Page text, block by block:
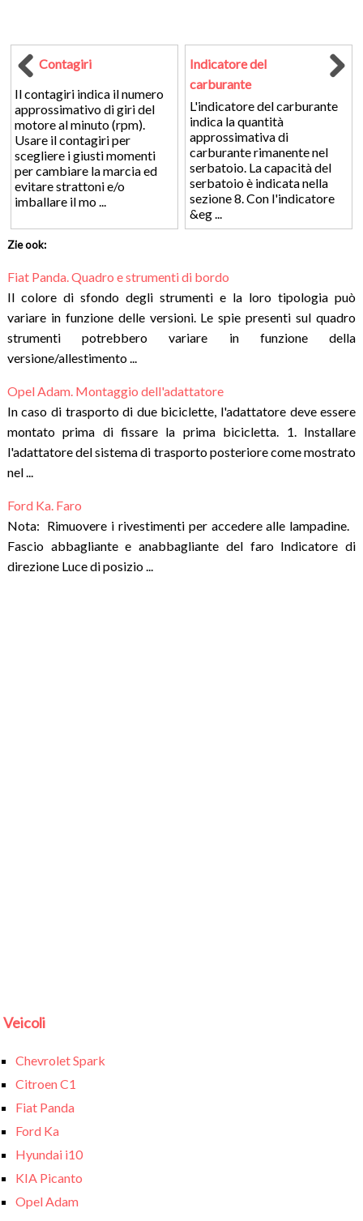
Contagiri
Il contagiri indica il numero
approssimativo di giri del
motore al minuto (rpm).
Usare il contagiri per
scegliere i giusti momenti
per cambiare la marcia ed
evitare strattoni e/o
imballare il mo ...
Indicatore del
carburante
L'indicatore del carburante
indica la quantità
approssimativa di
carburante rimanente nel
serbatoio. La capacità del
serbatoio è indicata nella
sezione 8. Con l'indicatore
&eg ...
Zie ook:
Fiat Panda. Quadro e strumenti di bordo
Il colore di sfondo degli strumenti e la loro tipologia può
variare in funzione delle versioni. Le spie presenti sul quadro
strumenti potrebbero variare in funzione della
versione/allestimento ...
Opel Adam. Montaggio dell'adattatore
In caso di trasporto di due biciclette, l'adattatore deve essere
montato prima di fissare la prima bicicletta. 1. Installare
l'adattatore del sistema di trasporto posteriore come mostrato
nel ...
Ford Ka. Faro
Nota: Rimuovere i rivestimenti per accedere alle lampadine.
Fascio abbagliante e anabbagliante del faro Indicatore di
direzione Luce di posizio ...
Veicoli
Chevrolet Spark
Citroen C1
Fiat Panda
Ford Ka
Hyundai i10
KIA Picanto
Opel Adam